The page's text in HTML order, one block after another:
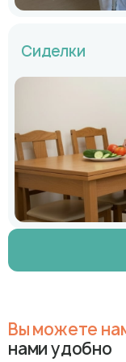
Сиделки
Вы можете
нами удобно